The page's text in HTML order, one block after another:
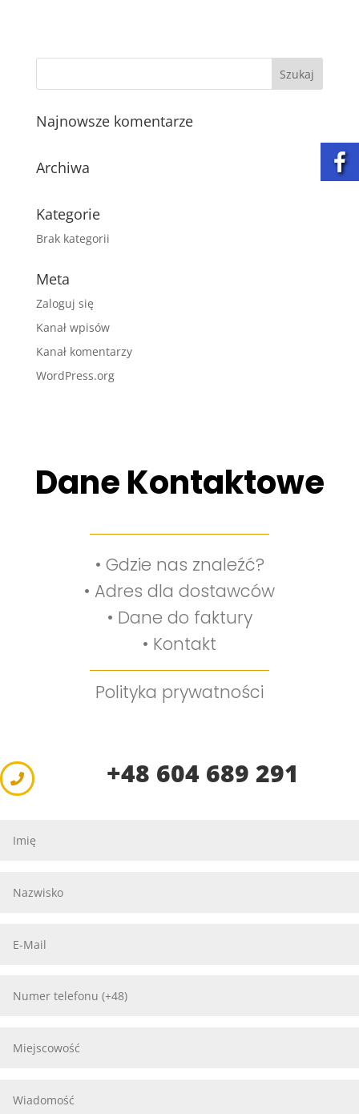
Najnowsze komentarze
Archiwa
Kategorie
Brak kategorii
Meta
Zaloguj się
Kanał wpisów
Kanał komentarzy
WordPress.org
Dane Kontaktowe
• Gdzie nas znaleźć?
• Adres dla dostawców
• Dane do faktury
• Kontakt
Polityka prywatności
 +48 604 689 291